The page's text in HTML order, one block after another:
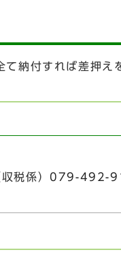
納付すれば差押え
税係） 079-492-